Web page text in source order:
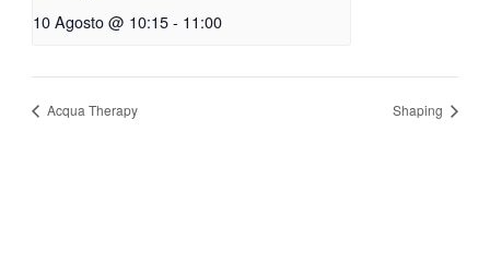
10 Agosto @ 10:15 - 11:00
Acqua Therapy Shaping